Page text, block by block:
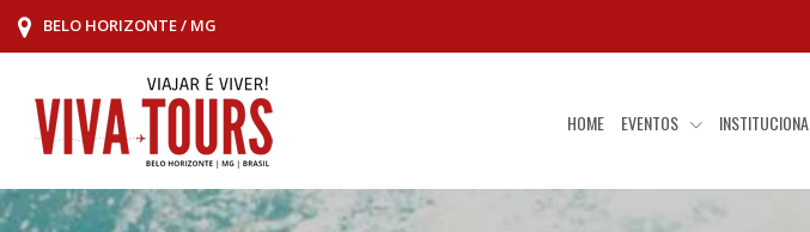
BELO HORIZONTE / MG
HOME EVENTOS